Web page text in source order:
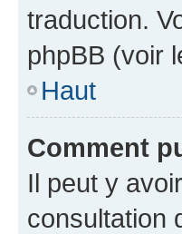
traduction.
phpBB (voir
Haut
Comment
Il peut y
consultation